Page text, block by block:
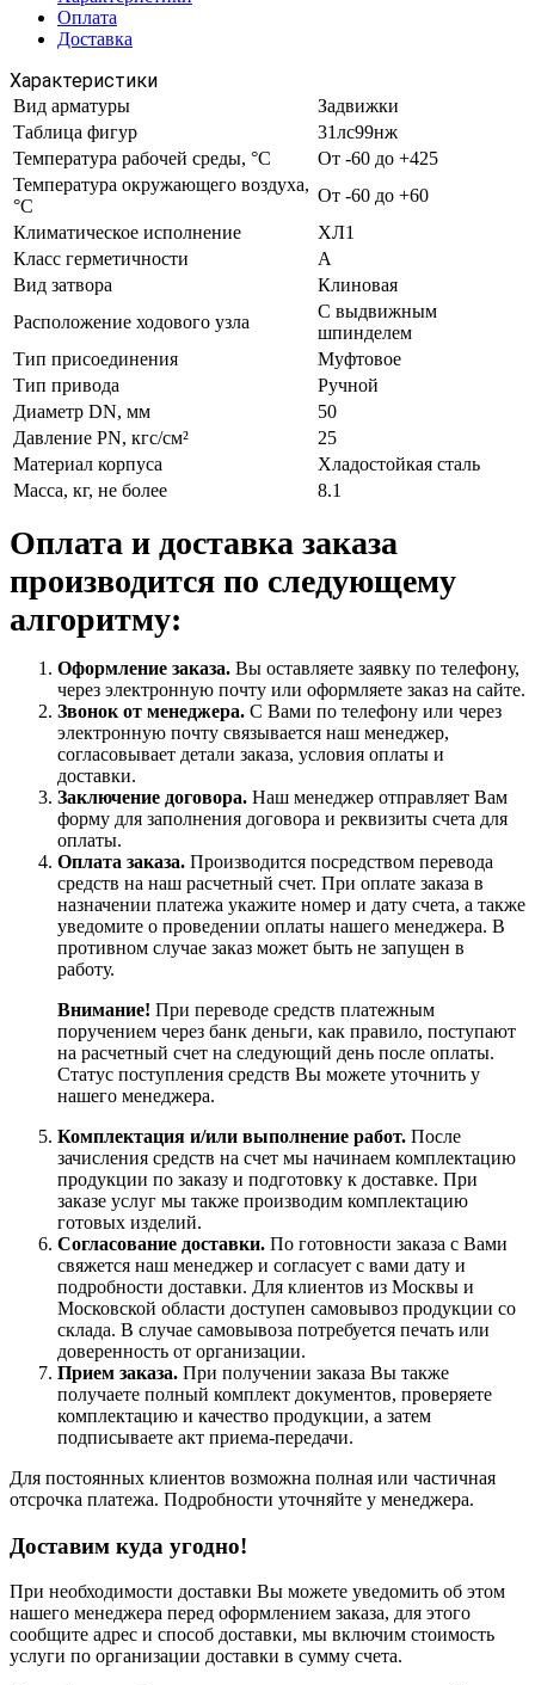
Оплата
Доставка
Характеристики
Вид арматуры
Задвижки
Таблица фигур
31лс99нж
Температура рабочей среды, °С
От -60 до +425
Температура окружающего воздуха,
°С
От -60 до +60
Климатическое исполнение
ХЛ1
Класс герметичности
А
Вид затвора
Клиновая
Расположение ходового узла
С выдвижным
шпинделем
Тип присоединения
Муфтовое
Тип привода
Ручной
Диаметр DN, мм
50
Давление PN, кгс/см²
25
Материал корпуса
Хладостойкая сталь
Масса, кг, не более
8.1
Оплата и доставка заказа
производится по следующему
алгоритму:
Оформление заказа. Вы оставляете заявку по телефону,
через электронную почту или оформляете заказ на сайте.
Звонок от менеджера. С Вами по телефону или через
электронную почту связывается наш менеджер,
согласовывает детали заказа, условия оплаты и
доставки.
Заключение договора. Наш менеджер отправляет Вам
форму для заполнения договора и реквизиты счета для
оплаты.
Оплата заказа. Производится посредством перевода
средств на наш расчетный счет. При оплате заказа в
назначении платежа укажите номер и дату счета, а также
уведомите о проведении оплаты нашего менеджера. В
противном случае заказ может быть не запущен в
работу.
Внимание! При переводе средств платежным
поручением через банк деньги, как правило, поступают
на расчетный счет на следующий день после оплаты.
Статус поступления средств Вы можете уточнить у
нашего менеджера.
Комплектация и/или выполнение работ. После
зачисления средств на счет мы начинаем комплектацию
продукции по заказу и подготовку к доставке. При
заказе услуг мы также производим комплектацию
готовых изделий.
Согласование доставки. По готовности заказа с Вами
свяжется наш менеджер и согласует с вами дату и
подробности доставки. Для клиентов из Москвы и
Московской области доступен самовывоз продукции со
склада. В случае самовывоза потребуется печать или
доверенность от организации.
Прием заказа. При получении заказа Вы также
получаете полный комплект документов, проверяете
комплектацию и качество продукции, а затем
подписываете акт приема-передачи.
Для постоянных клиентов возможна полная или частичная
отсрочка платежа. Подробности уточняйте у менеджера.
Доставим куда угодно!
При необходимости доставки Вы можете уведомить об этом
нашего менеджера перед оформлением заказа, для этого
сообщите адрес и способ доставки, мы включим стоимость
услуги по организации доставки в сумму счета.